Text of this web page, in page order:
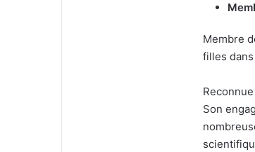
Membre
filles
Son